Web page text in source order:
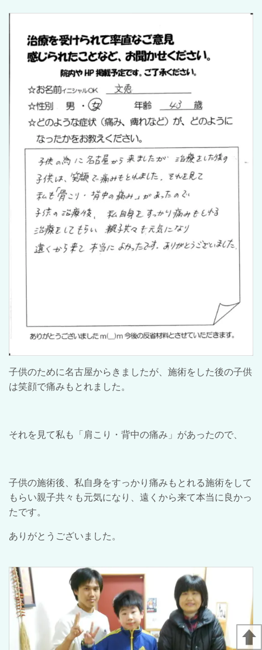
子供のために名古屋からきましたが、施術をした後の子供
は笑顔で痛みもとれました。
それを見て私も「肩こり・背中の痛み」があったので、
子供の施術後、私自身をすっかり痛みもとれる施術をして
もらい親子共々も元気になり、遠くから来て本当に良かっ
たです。
ありがとうございました。